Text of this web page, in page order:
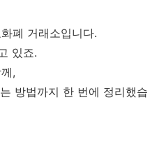
폐 거래소입니다.
있죠.
,
방법까지 한 번에 정리했습